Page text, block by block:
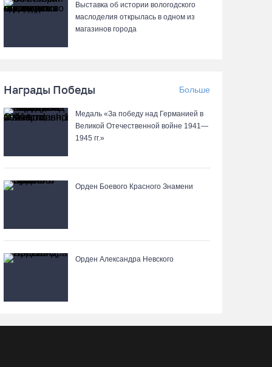
Житель Москвы пострадал в опрокинувшемся
под Вытегрой грузовике
архитектуру строительного рынка в области
05.08.26 / 16:01
13,4 тысячи человек
05.08.26 / 15:44
Выставка об истории вологодского
маслоделия открылась в одном из
магазинов города
Награды Победы Больше
Медаль «За победу над Германией в
Великой Отечественной войне 1941—
1945 гг.»
Орден Боевого Красного Знамени
Орден Александра Невского